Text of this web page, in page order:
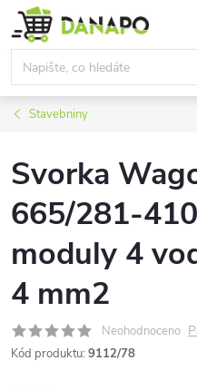
Přejít
na
obsah
Stavebniny
Svorka
665/281-
moduly 4
4 mm2
Neohodnoceno
Kód produktu: 9112/78